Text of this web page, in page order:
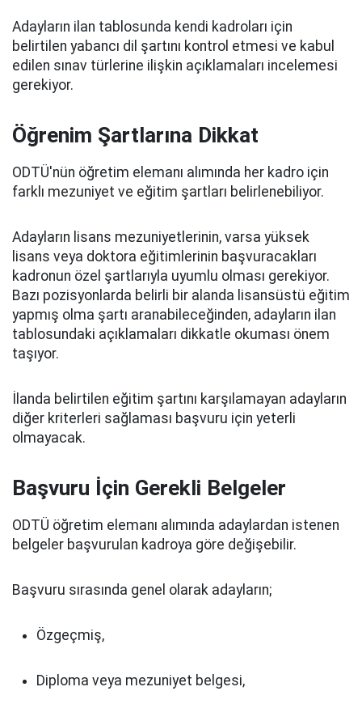
Adayların ilan tablosunda kendi kadroları için
belirtilen yabancı dil şartını kontrol etmesi ve kabul
edilen sınav türlerine ilişkin açıklamaları incelemesi
gerekiyor.
Öğrenim Şartlarına Dikkat
ODTÜ'nün öğretim elemanı alımında her kadro için
farklı mezuniyet ve eğitim şartları belirlenebiliyor.
Adayların lisans mezuniyetlerinin, varsa yüksek
lisans veya doktora eğitimlerinin başvuracakları
kadronun özel şartlarıyla uyumlu olması gerekiyor.
Bazı pozisyonlarda belirli bir alanda lisansüstü eğitim
yapmış olma şartı aranabileceğinden, adayların ilan
tablosundaki açıklamaları dikkatle okuması önem
taşıyor.
İlanda belirtilen eğitim şartını karşılamayan adayların
diğer kriterleri sağlaması başvuru için yeterli
olmayacak.
Başvuru İçin Gerekli Belgeler
ODTÜ öğretim elemanı alımında adaylardan istenen
belgeler başvurulan kadroya göre değişebilir.
Başvuru sırasında genel olarak adayların;
Özgeçmiş,
Diploma veya mezuniyet belgesi,